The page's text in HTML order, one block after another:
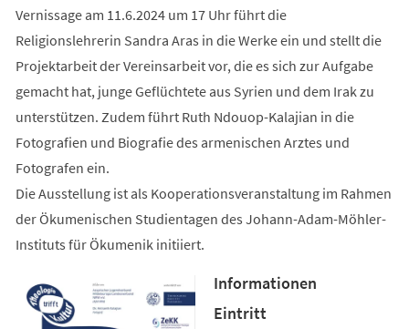
Vernissage am 11.6.2024 um 17 Uhr führt die
Religionslehrerin Sandra Aras in die Werke ein und stellt die
Projektarbeit der Vereinsarbeit vor, die es sich zur Aufgabe
gemacht hat, junge Geflüchtete aus Syrien und dem Irak zu
unterstützen. Zudem führt Ruth Ndouop-Kalajian in die
Fotografien und Biografie des armenischen Arztes und
Fotografen ein.
Die Ausstellung ist als Kooperationsveranstaltung im Rahmen
der Ökumenischen Studientagen des Johann-Adam-Möhler-
Instituts für Ökumenik initiiert.
Informationen
Eintritt